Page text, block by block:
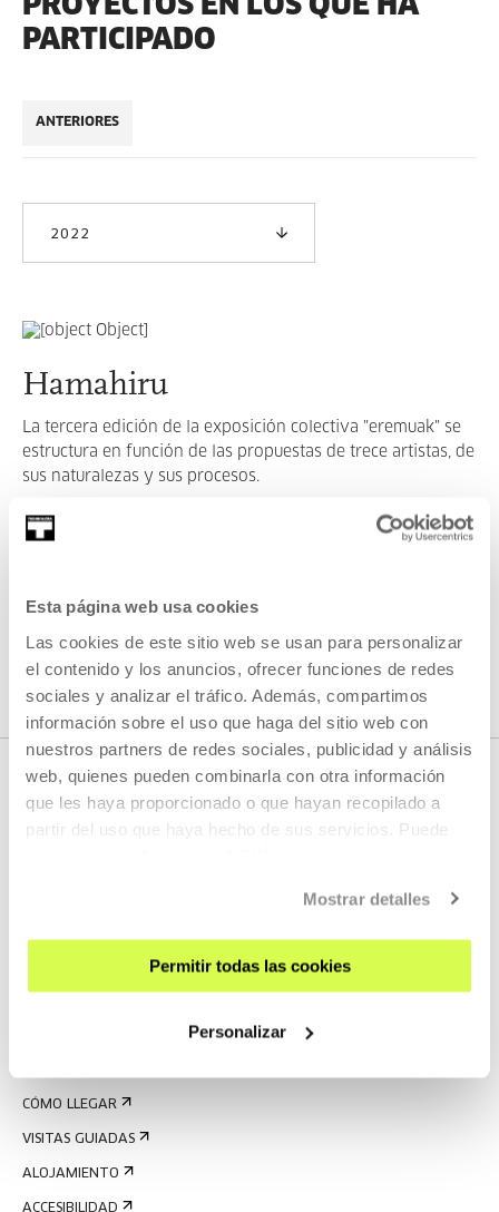
Esta página web usa cookies
Las cookies de este sitio web se usan para personalizar
el contenido y los anuncios, ofrecer funciones de redes
sociales y analizar el tráfico. Además, compartimos
información sobre el uso que haga del sitio web con
nuestros partners de redes sociales, publicidad y análisis
web, quienes pueden combinarla con otra información
que les haya proporcionado o que hayan recopilado a
partir del uso que haya hecho de sus servicios. Puede
Mostrar detalles
Permitir todas las cookies
Personalizar
PARTICIPADO
ANTERIORES
2022
Hamahiru
La tercera edición de la exposición colectiva "eremuak" se
estructura en función de las propuestas de trece artistas, de
sus naturalezas y sus procesos.
LEER MÁS
CÓMO LLEGAR
VISITAS GUIADAS
ALOJAMIENTO
ACCESIBILIDAD